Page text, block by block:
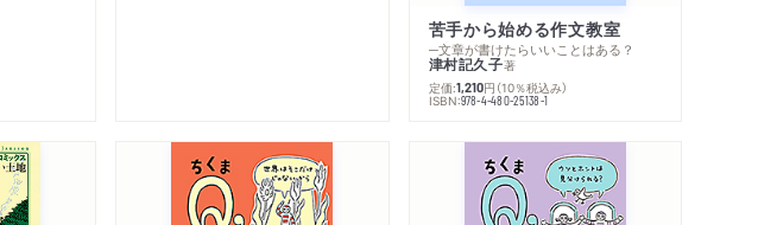
苦手から始める作文教室
─文章が書けたらいいことはある？
津村記久子著
定価:1,210円 （10％税込み）
ISBN:978-4-480-25138-1